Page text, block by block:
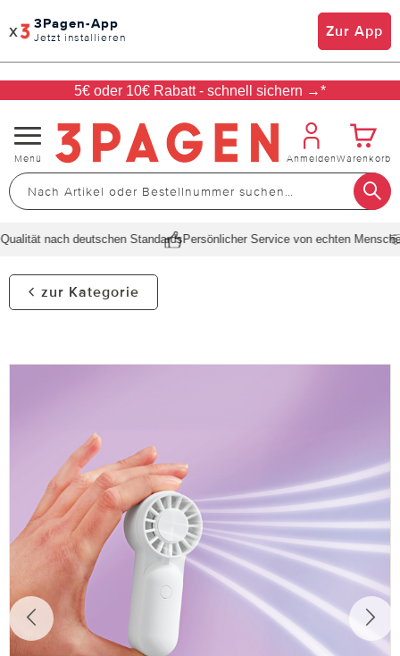
x 3Pagen-App
Jetzt installieren Zur App
5€ oder 10€ Rabatt - schnell sichern →*
Navigation
umschalten
Menü AnmeldenWarenkorb
nach deutschen StandardsPersönlicher Service von echten Menschen
zur Kategorie